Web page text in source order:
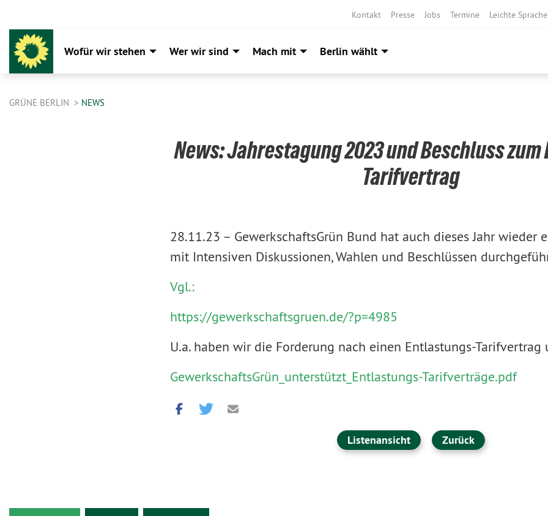
Kontakt Presse Jobs Termine Leichte Sprache
Wofür wir stehen Wer wir sind Mach mit Berlin wählt
GRÜNE BERLIN NEWS
News: Jahrestagung 2023 und Beschluss
Tarifvertrag
28.11.23 – GewerkschaftsGrün Bund hat auch dieses Jahr wieder
mit Intensiven Diskussionen, Wahlen und Beschlüssen
Vgl.:
https://gewerkschaftsgruen.de/?p=4985
U.a. haben wir die Forderung nach einen Entlastungs-Tarifvertrag
GewerkschaftsGrün_unterstützt_Entlastungs-Tarifverträge.pdf
Listenansicht Zurück